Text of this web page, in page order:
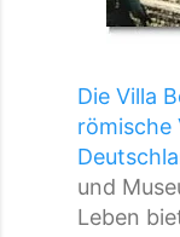
Die Villa
römische
und
Leben